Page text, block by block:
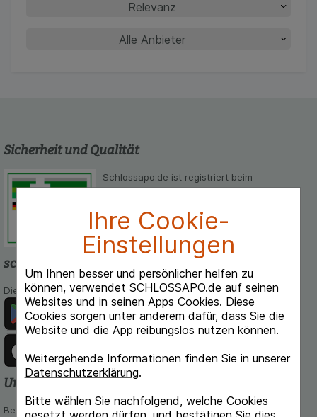
Ihre Cookie-
Einstellungen
Um Ihnen besser und persönlicher helfen zu
können, verwendet SCHLOSSAPO.de auf seinen
Websites und in seinen Apps Cookies. Diese
Cookies sorgen unter anderem dafür, dass Sie die
Website und die App reibungslos nutzen können.
Weitergehende Informationen finden Sie in unserer
Datenschutzerklärung.
Bitte wählen Sie nachfolgend, welche Cookies
Sicherheit und Qualität
Schlossapo.de ist registriert beim
Deutschen Institut für Medizinische
schlossapo.de-App
Die App von schlossapo.de jetzt mit E-Rezept-Scanner
Unsere Zahlungsarten
Bequem und sicher - Wählen Sie aus unseren verschiedenen